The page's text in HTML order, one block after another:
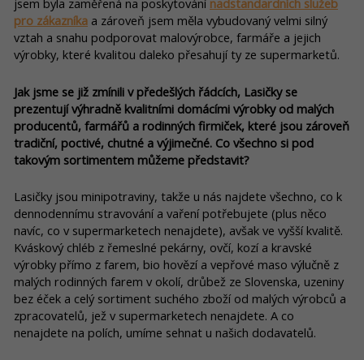
jsem byla zaměřená na poskytování nadstandardních služeb
pro zákazníka a zároveň jsem měla vybudovaný velmi silný
vztah a snahu podporovat malovýrobce, farmáře a jejich
výrobky, které kvalitou daleko přesahují ty ze supermarketů.
Jak jsme se již zmínili v předešlých řádcích, Lasičky se
prezentují výhradně kvalitními domácími výrobky od malých
producentů, farmářů a rodinných firmiček, které jsou zároveň
tradiční, poctivé, chutné a výjimečné. Co všechno si pod
takovým sortimentem můžeme představit?
Lasičky jsou minipotraviny, takže u nás najdete všechno, co k
dennodennímu stravování a vaření potřebujete (plus něco
navíc, co v supermarketech nenajdete), avšak ve vyšší kvalitě.
Kváskový chléb z řemeslné pekárny, ovčí, kozí a kravské
výrobky přímo z farem, bio hovězí a vepřové maso výlučně z
malých rodinných farem v okolí, drůbež ze Slovenska, uzeniny
bez éček a celý sortiment suchého zboží od malých výrobců a
zpracovatelů, jež v supermarketech nenajdete. A co
nenajdete na polích, umíme sehnat u našich dodavatelů.